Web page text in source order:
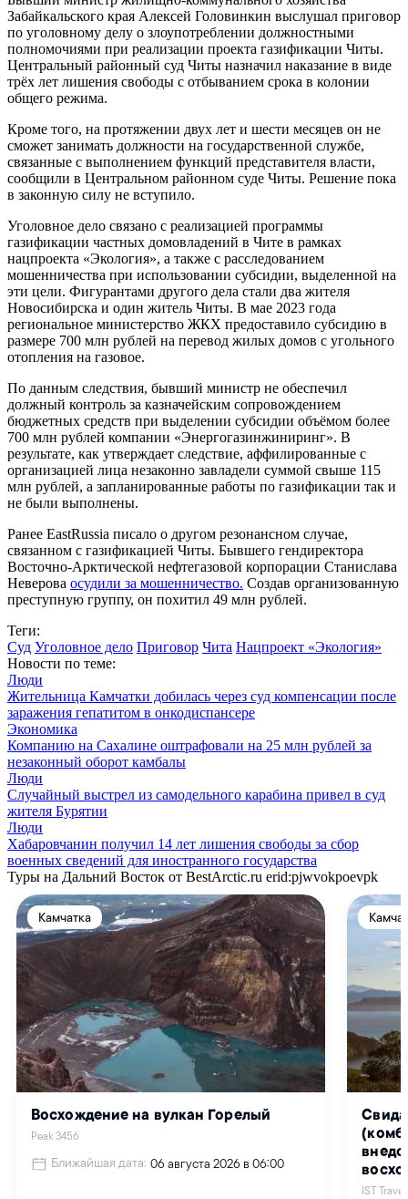
Забайкальского края Алексей Головинкин выслушал приговор
по уголовному делу о злоупотреблении должностными
полномочиями при реализации проекта газификации Читы.
Центральный районный суд Читы назначил наказание в виде
трёх лет лишения свободы с отбыванием срока в колонии
общего режима.
Кроме того, на протяжении двух лет и шести месяцев он не
сможет занимать должности на государственной службе,
связанные с выполнением функций представителя власти,
сообщили в Центральном районном суде Читы. Решение пока
в законную силу не вступило.
Уголовное дело связано с реализацией программы
газификации частных домовладений в Чите в рамках
нацпроекта «Экология», а также с расследованием
мошенничества при использовании субсидии, выделенной на
эти цели. Фигурантами другого дела стали два жителя
Новосибирска и один житель Читы. В мае 2023 года
региональное министерство ЖКХ предоставило субсидию в
размере 700 млн рублей на перевод жилых домов с угольного
отопления на газовое.
По данным следствия, бывший министр не обеспечил
должный контроль за казначейским сопровождением
бюджетных средств при выделении субсидии объёмом более
700 млн рублей компании «Энергогазинжиниринг». В
результате, как утверждает следствие, аффилированные с
организацией лица незаконно завладели суммой свыше 115
млн рублей, а запланированные работы по газификации так и
не были выполнены.
Ранее EastRussia писало о другом резонансном случае,
связанном с газификацией Читы. Бывшего гендиректора
Восточно-Арктической нефтегазовой корпорации Станислава
Неверова осудили за мошенничество. Создав организованную
преступную группу, он похитил 49 млн рублей.
Теги:
Суд Уголовное дело Приговор Чита Нацпроект «Экология»
Новости по теме:
Люди
Жительница Камчатки добилась через суд компенсации после
заражения гепатитом в онкодиспансере
Экономика
Компанию на Сахалине оштрафовали на 25 млн рублей за
незаконный оборот камбалы
Люди
Случайный выстрел из самодельного карабина привел в суд
жителя Бурятии
Люди
Хабаровчанин получил 14 лет лишения свободы за сбор
военных сведений для иностранного государства
Туры на Дальний Восток от BestArctic.ru erid:pjwvokpoevpk